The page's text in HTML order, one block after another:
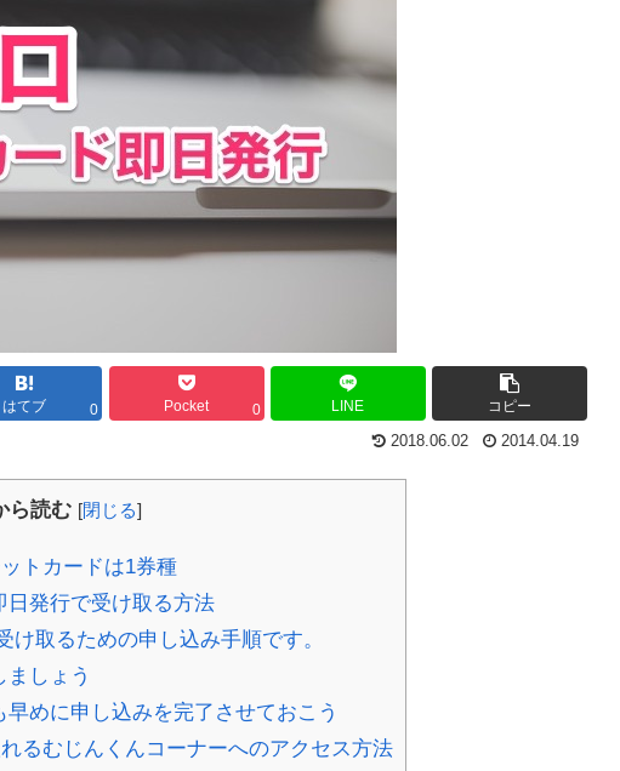
はてブ 0 Pocket 0 LINE コピー
2018.06.02 2014.04.19
ら読む [閉じる]
トカードは1券種
日発行で受け取る方法
取るための申し込み手順です。
しょう
めに申し込みを完了させておこう
るむじんくんコーナーへのアクセス方法